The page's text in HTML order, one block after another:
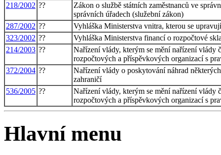
218/2002 ??
Zákon o službě státních zaměstnanců ve
správních úřadech (služební zákon)
287/2002 ??
Vyhláška Ministerstva vnitra, kterou se
323/2002 ??
Vyhláška Ministerstva financí o rozpočtové
214/2003 ??
Nařízení vlády, kterým se mění nařízení vlády
rozpočtových a příspěvkových organizací s
372/2004 ??
Nařízení vlády o poskytování náhrad
zahraničí
536/2005 ??
Nařízení vlády, kterým se mění nařízení vlády
rozpočtových a příspěvkových organizací s
Hlavní menu